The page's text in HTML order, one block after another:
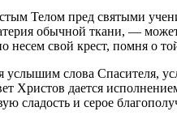
Телом пред святыми
обычной ткани, —
несем свой крест, помня о
слова Спасителя,
Христов дается
сладость и серое